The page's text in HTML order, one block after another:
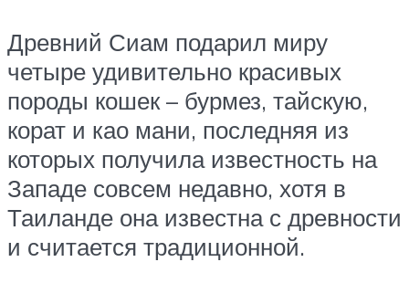
Древний Сиам подарил миру
четыре удивительно красивых
породы кошек – бурмез, тайскую,
корат и као мани, последняя из
которых получила известность на
Западе совсем недавно, хотя в
Таиланде она известна с древности
и считается традиционной.